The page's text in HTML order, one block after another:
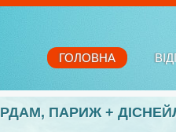
ГОЛОВНА
ПАРИЖ +